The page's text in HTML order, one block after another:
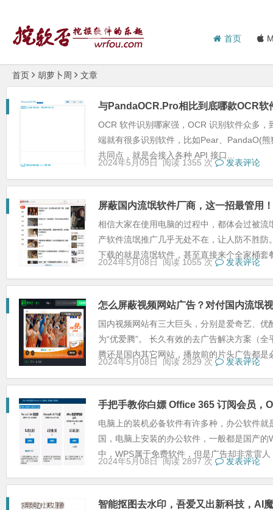
首页
首页 胡萝卜周 文章
与PandaOCR.Pro相比到底哪款OCR软
OCR 软件识别哪家强，OCR 识别软件众多
端就有很多识别软件，比如Pear、PandaO(
共同点，就是会接入各种 API 接口...
2024年5月09日 阅读 1355 次 发表评论
屏蔽国内流氓软件厂商，这一招最管用！
相信大家在使用电脑的过程中，都体会过被
产软件流氓推广几乎无处不在，让人防不胜
下载的就是流氓软件，甚至直接来个全家桶套
2024年5月08日 阅读 1055 次 发表评论
怎么屏蔽视频网站广告？对付国内流氓
国内视频网站有三大巨头，分别是爱奇艺、
为“优爱腾”。 长久有效的去广告解决方案（
腾还是国内其它网站，播放前的片头广告都是
2024年5月08日 阅读 2829 次 发表评论
手把手教你白嫖 Office 365 订阅会员，
电脑上的装机必备软件有许多种，办公软件
国，电脑上安装的办公软件，一般都是国产
中，WPS属于免费软件，但是广告却非常雷
2024年5月08日 阅读 2897 次 发表评论
智能抠图去水印，吾爱又出新科技，AI